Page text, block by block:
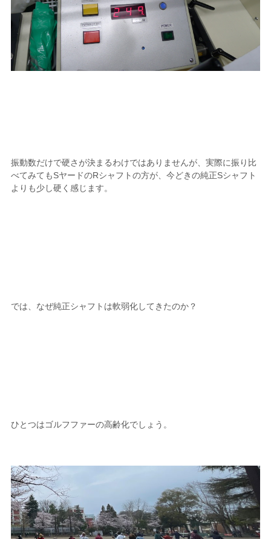
振動数だけで硬さが決まるわけではありませんが、実際に振り比
べてみてもSヤードのRシャフトの方が、今どきの純正Sシャフト
よりも少し硬く感じます。
では、なぜ純正シャフトは軟弱化してきたのか？
ひとつはゴルフファーの高齢化でしょう。